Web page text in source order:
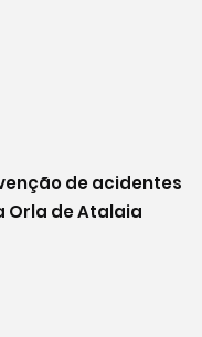
de acidentes
Orla de Atalaia